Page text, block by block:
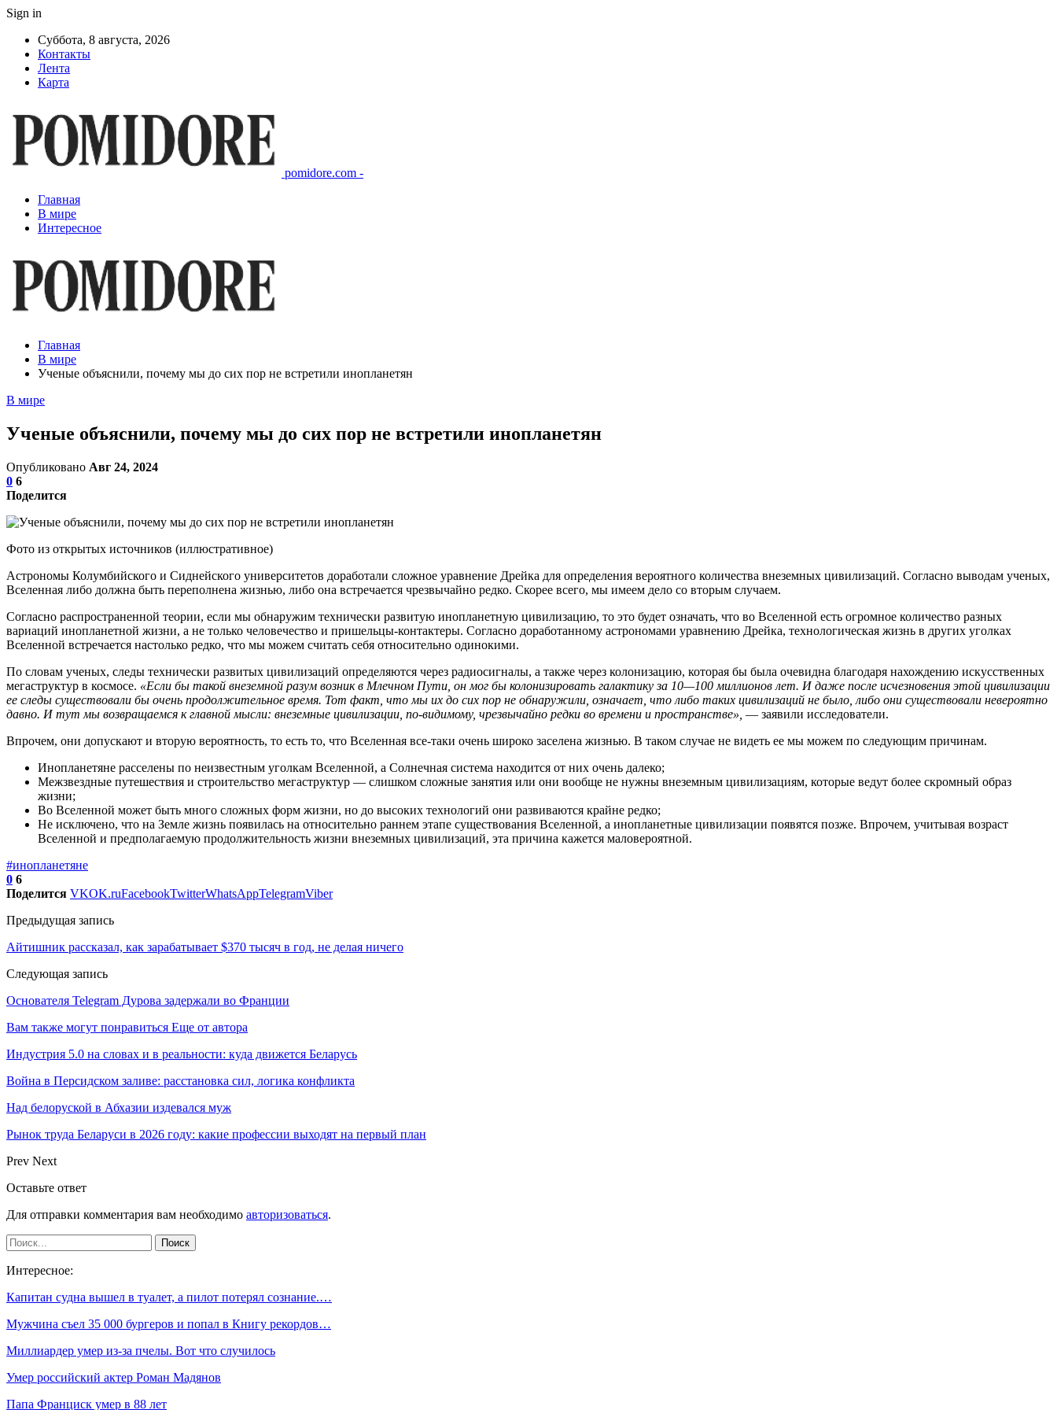
Sign in
Суббота, 8 августа, 2026
Контакты
Лента
Карта
pomidore.com -
Главная
В мире
Интересное
Главная
В мире
Ученые объяснили, почему мы до сих пор не встретили инопланетян
В мире
Ученые объяснили, почему мы до сих пор не встретили инопланетян
Опубликовано Авг 24, 2024
0 6
Поделится
Фото из открытых источников (иллюстративное)
Астрономы Колумбийского и Сиднейского университетов доработали сложное уравнение Дрейка для определения вероятного количества внеземных цивилизаций. Согласно выводам ученых,
Вселенная либо должна быть переполнена жизнью, либо она встречается чрезвычайно редко. Скорее всего, мы имеем дело со вторым случаем.
Согласно распространенной теории, если мы обнаружим технически развитую инопланетную цивилизацию, то это будет означать, что во Вселенной есть огромное количество разных
вариаций инопланетной жизни, а не только человечество и пришельцы-контактеры. Согласно доработанному астрономами уравнению Дрейка, технологическая жизнь в других уголках
Вселенной встречается настолько редко, что мы можем считать себя относительно одинокими.
По словам ученых, следы технически развитых цивилизаций определяются через радиосигналы, а также через колонизацию, которая бы была очевидна благодаря нахождению искусственных
мегаструктур в космосе. «Если бы такой внеземной разум возник в Млечном Пути, он мог бы колонизировать галактику за 10—100 миллионов лет. И даже после исчезновения этой цивилизации
ее следы существовали бы очень продолжительное время. Тот факт, что мы их до сих пор не обнаружили, означает, что либо таких цивилизаций не было, либо они существовали невероятно
давно. И тут мы возвращаемся к главной мысли: внеземные цивилизации, по-видимому, чрезвычайно редки во времени и пространстве», — заявили исследователи.
Впрочем, они допускают и вторую вероятность, то есть то, что Вселенная все-таки очень широко заселена жизнью. В таком случае не видеть ее мы можем по следующим причинам.
Инопланетяне расселены по неизвестным уголкам Вселенной, а Солнечная система находится от них очень далеко;
Межзвездные путешествия и строительство мегаструктур — слишком сложные занятия или они вообще не нужны внеземным цивилизациям, которые ведут более скромный образ
жизни;
Во Вселенной может быть много сложных форм жизни, но до высоких технологий они развиваются крайне редко;
Не исключено, что на Земле жизнь появилась на относительно раннем этапе существования Вселенной, а инопланетные цивилизации появятся позже. Впрочем, учитывая возраст
Вселенной и предполагаемую продолжительность жизни внеземных цивилизаций, эта причина кажется маловероятной.
#инопланетяне
0 6
Поделится VKOK.ruFacebookTwitterWhatsAppTelegramViber
Предыдущая запись
Айтишник рассказал, как зарабатывает $370 тысяч в год, не делая ничего
Следующая запись
Основателя Telegram Дурова задержали во Франции
Вам также могут понравиться Еще от автора
Индустрия 5.0 на словах и в реальности: куда движется Беларусь
Война в Персидском заливе: расстановка сил, логика конфликта
Над белоруской в Абхазии издевался муж
Рынок труда Беларуси в 2026 году: какие профессии выходят на первый план
Prev Next
Оставьте ответ
Для отправки комментария вам необходимо авторизоваться.
Интересное:
Капитан судна вышел в туалет, а пилот потерял сознание.…
Мужчина съел 35 000 бургеров и попал в Книгу рекордов…
Миллиардер умер из-за пчелы. Вот что случилось
Умер российский актер Роман Мадянов
Папа Франциск умер в 88 лет